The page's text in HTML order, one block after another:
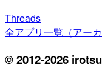
Threads
全アプリ一覧（アーカ
© 2012-2026